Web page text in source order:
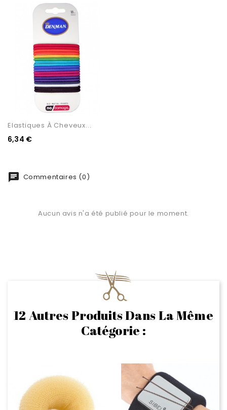
Elastiques À Cheveux...
6,34 €
chat Commentaires (0)
Aucun avis n'a été publié pour le moment.
12 Autres Produits Dans La Même
Catégorie :